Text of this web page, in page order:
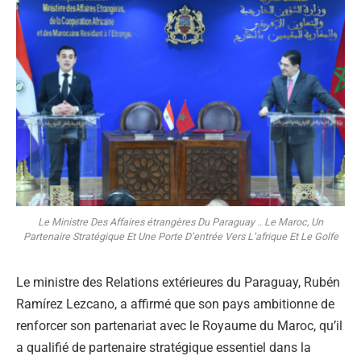
Le Ministre Des Affaires étrangères Du Paraguay .. Le Maroc, Un
Partenaire Stratégique Et Une Porte D’entrée Vers L’afrique Et Le Golfe
Le ministre des Relations extérieures du Paraguay, Rubén
Ramírez Lezcano, a affirmé que son pays ambitionne de
renforcer son partenariat avec le Royaume du Maroc, qu’il
a qualifié de partenaire stratégique essentiel dans la